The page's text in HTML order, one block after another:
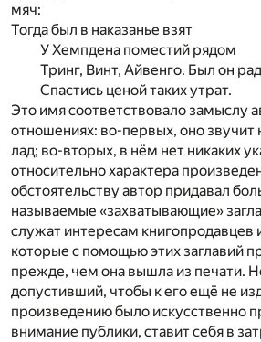
мяч:
Тогда был в наказанье взят
У Хемпдена поместий рядом
Тринг, Винт, Айвенго. Был он рад
Спастись ценой таких утрат.
Это имя соответствовало замыслу
отношениях: во-первых, оно звучит
лад; во-вторых, в нём нет никаких
относительно характера
обстоятельству автор придавал
называемые «захватывающие»
служат интересам книгопродавцев
которые с помощью этих заглавий
прежде, чем она вышла из печати.
допустивший, чтобы к его ещё не
произведению было искусственно
внимание публики, ставит себя в